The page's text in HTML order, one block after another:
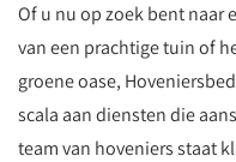
Of u nu op zoek bent naar
van een prachtige tuin of
groene oase,
scala aan diensten die
team van hoveniers staat